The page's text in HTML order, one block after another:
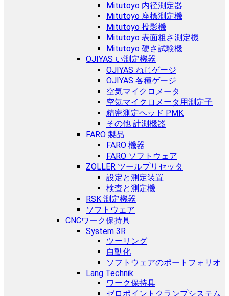
Mitutoyo 内径測定器
Mitutoyo 座標測定機
Mitutoyo 投影機
Mitutoyo 表面粗さ測定機
Mitutoyo 硬さ試験機
OJIYAS い測定機器
OJIYAS ねじゲージ
OJIYAS 各種ゲージ
空気マイクロメータ
空気マイクロメータ用測定子
精密測定ヘッド PMK
その他 計測機器
FARO 製品
FARO 機器
FARO ソフトウェア
ZOLLER ツールプリセッタ
設定と測定装置
検査と測定機
RSK 測定機器
ソフトウェア
CNCワーク保持具
System 3R
ツーリング
自動化
ソフトウェアのポートフォリオ
Lang Technik
ワーク保持具
ゼロポイントクランプシステム